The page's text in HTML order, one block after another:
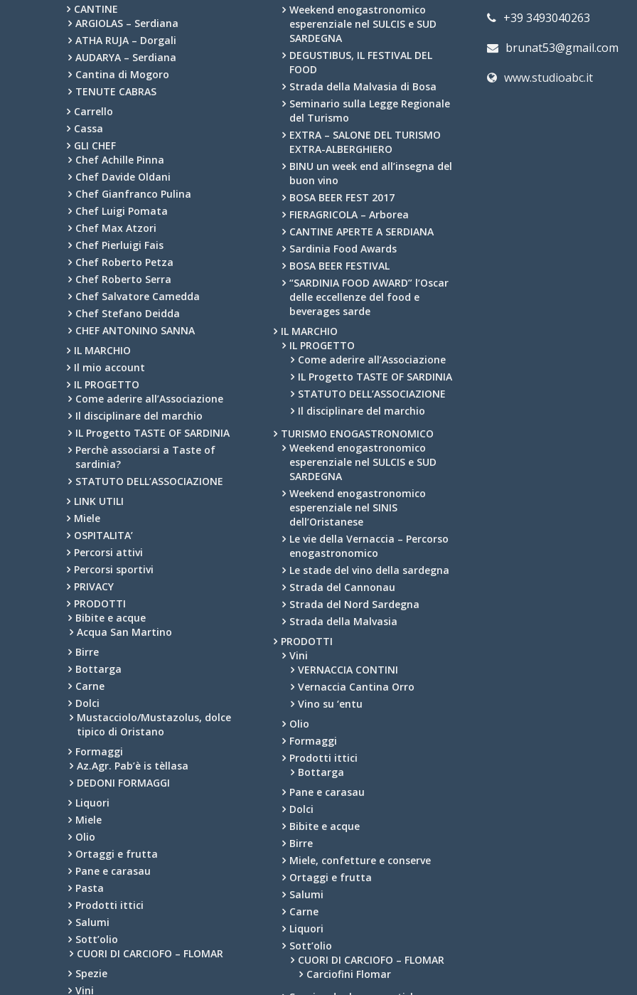
CANTINE
ARGIOLAS – Serdiana
ATHA RUJA – Dorgali
AUDARYA – Serdiana
Cantina di Mogoro
TENUTE CABRAS
Carrello
Cassa
GLI CHEF
Chef Achille Pinna
Chef Davide Oldani
Chef Gianfranco Pulina
Chef Luigi Pomata
Chef Max Atzori
Chef Pierluigi Fais
Chef Roberto Petza
Chef Roberto Serra
Chef Salvatore Camedda
Chef Stefano Deidda
CHEF ANTONINO SANNA
IL MARCHIO
Il mio account
IL PROGETTO
Come aderire all’Associazione
Il disciplinare del marchio
IL Progetto TASTE OF SARDINIA
Perchè associarsi a Taste of
sardinia?
STATUTO DELL’ASSOCIAZIONE
LINK UTILI
Miele
OSPITALITA’
Percorsi attivi
Percorsi sportivi
PRIVACY
PRODOTTI
Bibite e acque
Acqua San Martino
Birre
Bottarga
Carne
Dolci
Mustacciolo/Mustazolus, dolce
tipico di Oristano
Formaggi
Az.Agr. Pab’è is tèllasa
DEDONI FORMAGGI
Liquori
Miele
Olio
Ortaggi e frutta
Pane e carasau
Pasta
Prodotti ittici
Salumi
Sott’olio
CUORI DI CARCIOFO – FLOMAR
Spezie
Vini
Weekend enogastronomico
esperenziale nel SULCIS e SUD
SARDEGNA
DEGUSTIBUS, IL FESTIVAL DEL
FOOD
Strada della Malvasia di Bosa
Seminario sulla Legge Regionale
del Turismo
EXTRA – SALONE DEL TURISMO
EXTRA-ALBERGHIERO
BINU un week end all’insegna del
buon vino
BOSA BEER FEST 2017
FIERAGRICOLA – Arborea
CANTINE APERTE A SERDIANA
Sardinia Food Awards
BOSA BEER FESTIVAL
“SARDINIA FOOD AWARD” l’Oscar
delle eccellenze del food e
beverages sarde
IL MARCHIO
IL PROGETTO
Come aderire all’Associazione
IL Progetto TASTE OF SARDINIA
STATUTO DELL’ASSOCIAZIONE
Il disciplinare del marchio
TURISMO ENOGASTRONOMICO
Weekend enogastronomico
esperenziale nel SULCIS e SUD
SARDEGNA
Weekend enogastronomico
esperenziale nel SINIS
dell’Oristanese
Le vie della Vernaccia – Percorso
enogastronomico
Le stade del vino della sardegna
Strada del Cannonau
Strada del Nord Sardegna
Strada della Malvasia
PRODOTTI
Vini
VERNACCIA CONTINI
Vernaccia Cantina Orro
Vino su ‘entu
Olio
Formaggi
Prodotti ittici
Bottarga
Pane e carasau
Dolci
Bibite e acque
Birre
Miele, confetture e conserve
Ortaggi e frutta
Salumi
Carne
Liquori
Sott’olio
CUORI DI CARCIOFO – FLOMAR
Carciofini Flomar
+39 3493040263
brunat53@gmail.com
www.studioabc.it